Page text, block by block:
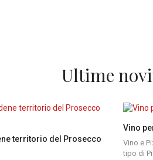
Ultime
territorio del Prosecco
Vino
Vino e
tipo di